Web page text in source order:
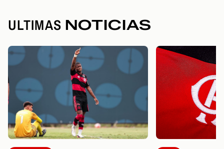
ULTIMAS NOTICIAS